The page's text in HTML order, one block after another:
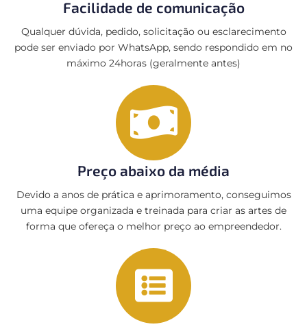
Facilidade de comunicação
Qualquer dúvida, pedido, solicitação ou esclarecimento
pode ser enviado por WhatsApp, sendo respondido em no
máximo 24horas (geralmente antes)
Preço abaixo da média
Devido a anos de prática e aprimoramento, conseguimos
uma equipe organizada e treinada para criar as artes de
forma que ofereça o melhor preço ao empreendedor.